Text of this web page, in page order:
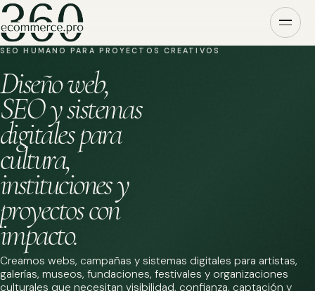
SEO HUMANO PARA PROYECTOS CREATIVOS
Diseño web,
SEO y sistemas
digitales para
cultura,
instituciones y
proyectos con
impacto.
Creamos webs, campañas y sistemas digitales para artistas,
galerías, museos, fundaciones, festivales y organizaciones
culturales que necesitan visibilidad, confianza, captación y